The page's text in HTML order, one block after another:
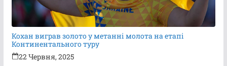
Кохан виграв золото у метанні молота на етапі
Континентального туру
22 Червня, 2025